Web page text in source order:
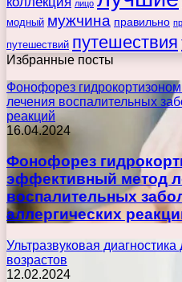
лицо
модный мужчина правильно
путешествий путешествия
Избранные посты
Фонофорез
лечения воспалительных
реакций
16.04.2024
Фонофорез
эффективный метод
воспалительных
аллергических
Ультразвуковая
возрастов
12.02.2024